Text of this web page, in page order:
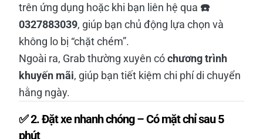
trên ứng dụng hoặc khi bạn liên hệ qua ☎️
0327883039, giúp bạn chủ động lựa chọn và
không lo bị “chặt chém”.
Ngoài ra, Grab thường xuyên cóchương trình
khuyến mãi, giúp bạn tiết kiệm chi phí di chuyển
hằng ngày.
✅2. Đặt xe nhanh chóng – Có mặt chỉ sau 5
phút